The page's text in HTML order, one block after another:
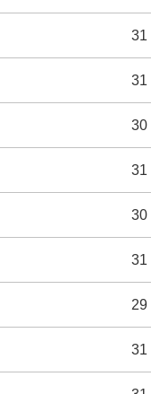
31
31
30
31
30
31
29
31